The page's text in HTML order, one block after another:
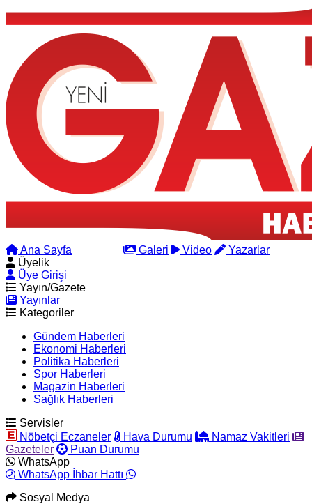
Ana Sayfa Galeri Video
Yazarlar
Üyelik
Üye Girişi
Yayın/Gazete
Yayınlar
Kategoriler
Gündem Haberleri
Ekonomi Haberleri
Politika Haberleri
Spor Haberleri
Magazin Haberleri
Sağlık Haberleri
Servisler
Nöbetçi Eczaneler
Hava Durumu
Namaz Vakitleri
Gazeteler
Puan Durumu
WhatsApp
WhatsApp İhbar Hattı
Sosyal Medya